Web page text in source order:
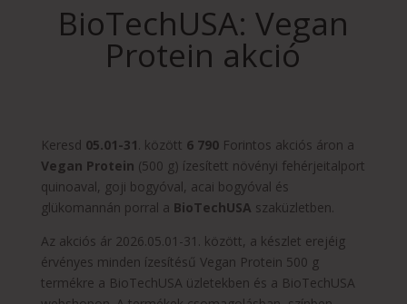
BioTechUSA: Vegan
Protein akció
Keresd 05.01-31. között 6 790Forintos akciós áron a
Vegan Protein (500 g) ízesített növényi fehérjeitalport
quinoaval, goji bogyóval, acai bogyóval és
glükomannán porral a BioTechUSA szaküzletben.
Az akciós ár 2026.05.01-31. között, a készlet erejéig
érvényes minden ízesítésű Vegan Protein 500 g
termékre a BioTechUSA üzletekben és a BioTechUSA